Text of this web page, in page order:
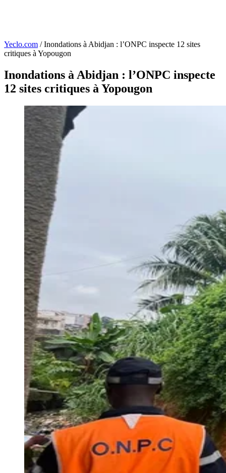
Yeclo.com / Inondations à Abidjan : l’ONPC inspecte 12 sites
critiques à Yopougon
Inondations à Abidjan : l’ONPC inspecte
12 sites critiques à Yopougon